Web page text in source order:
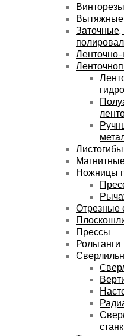
Винторезы
Вытяжные
Листогибы
Ножницы
Отрезные
Прессы
Рольганги